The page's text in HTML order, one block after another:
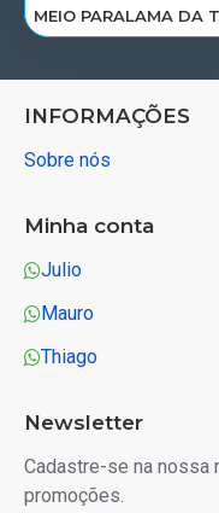
INFORMAÇÕES
Sobre nós
Minha conta
Julio
Mauro
Thiago
Newsletter
Cadastre-se na
promoções.